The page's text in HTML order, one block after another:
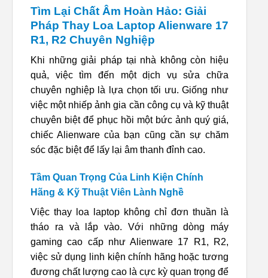
Tìm Lại Chất Âm Hoàn Hảo: Giải
Pháp Thay Loa Laptop Alienware 17
R1, R2 Chuyên Nghiệp
Khi những giải pháp tại nhà không còn hiệu
quả, việc tìm đến một dịch vụ sửa chữa
chuyên nghiệp là lựa chọn tối ưu. Giống như
việc một nhiếp ảnh gia cần công cụ và kỹ thuật
chuyên biệt để phục hồi một bức ảnh quý giá,
chiếc Alienware của bạn cũng cần sự chăm
sóc đặc biệt để lấy lại âm thanh đỉnh cao.
Tầm Quan Trọng Của Linh Kiện Chính
Hãng & Kỹ Thuật Viên Lành Nghề
Việc thay loa laptop không chỉ đơn thuần là
tháo ra và lắp vào. Với những dòng máy
gaming cao cấp như Alienware 17 R1, R2,
việc sử dụng linh kiện chính hãng hoặc tương
đương chất lượng cao là cực kỳ quan trọng để